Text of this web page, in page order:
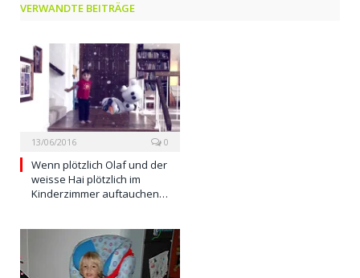
VERWANDTE BEITRÄGE
13/06/2016 0
Wenn plötzlich Olaf und der
weisse Hai plötzlich im
Kinderzimmer auftauchen…